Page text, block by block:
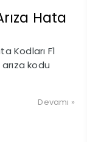
Hata
Kodları F1
arıza kodu
Devamı »